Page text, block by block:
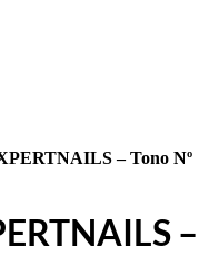
– Tono Nº
–